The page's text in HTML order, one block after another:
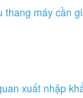
xuất nhập